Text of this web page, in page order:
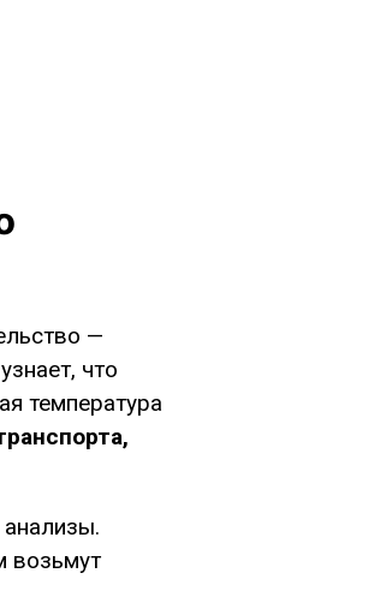
—
что
температура
анализы.
возьмут